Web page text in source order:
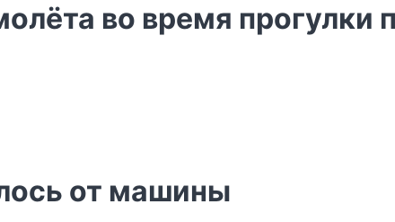
во время прогулки
от машины